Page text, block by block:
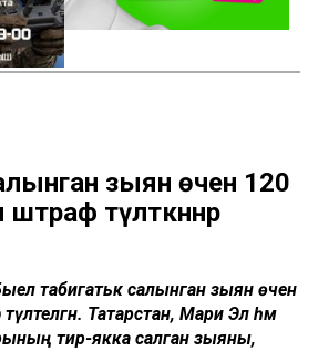
зыян өчен 120
түләткәннәр
табигатькә салынган зыян өчен
Татарстан, Мари Эл һәм
тирә-якка салган зыяны,